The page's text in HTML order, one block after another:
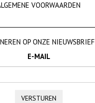
VOORWAARDEN
OP ONZE NIEUWSBRIEF
E-MAIL
VERSTUREN